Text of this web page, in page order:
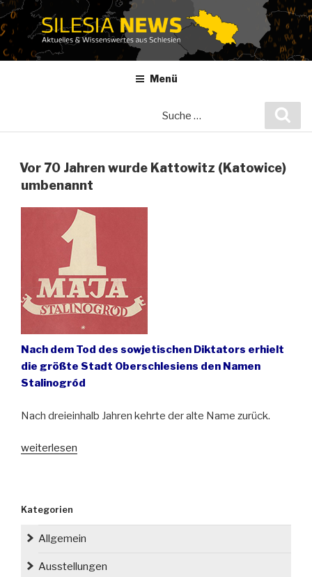
Zum
Inhalt
springen
Menü
Vor 70 Jahren wurde Kattowitz (Katowice)
umbenannt
Nach dem Tod des sowjetischen Diktators erhielt
die größte Stadt Oberschlesiens den Namen
Stalinogród
Nach dreieinhalb Jahren kehrte der alte Name zurück.
„Vor
Kattowitz
(Katowice)
weiterlesen
Kategorien
Allgemein
Ausstellungen